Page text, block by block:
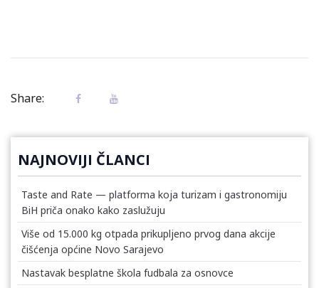
Share:
NAJNOVIJI ČLANCI
Taste and Rate — platforma koja turizam i gastronomiju
BiH priča onako kako zaslužuju
Više od 15.000 kg otpada prikupljeno prvog dana akcije
čišćenja općine Novo Sarajevo
Nastavak besplatne škola fudbala za osnovce